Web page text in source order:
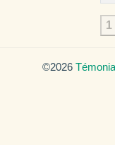
1
©2026 Témonia